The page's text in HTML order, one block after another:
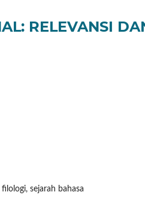
RELEVANSI
sejarah bahasa